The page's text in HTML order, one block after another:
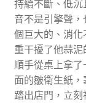
持續不斷、低
音不是引擎聲，
個巨大的、消
重干擾了他蒜泥
順手從桌上拿了
面的皺衛生紙
踏出店門，立